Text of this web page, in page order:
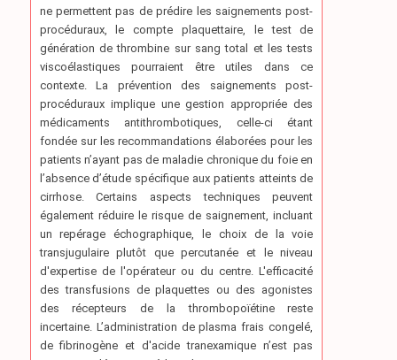
ne permettent pas de prédire les saignements post-
procéduraux, le compte plaquettaire, le test de
génération de thrombine sur sang total et les tests
viscoélastiques pourraient être utiles dans ce
contexte. La prévention des saignements post-
procéduraux implique une gestion appropriée des
médicaments antithrombotiques, celle-ci étant
fondée sur les recommandations élaborées pour les
patients n’ayant pas de maladie chronique du foie en
l’absence d’étude spécifique aux patients atteints de
cirrhose. Certains aspects techniques peuvent
également réduire le risque de saignement, incluant
un repérage échographique, le choix de la voie
transjugulaire plutôt que percutanée et le niveau
d'expertise de l'opérateur ou du centre. L'efficacité
des transfusions de plaquettes ou des agonistes
des récepteurs de la thrombopoïétine reste
incertaine. L’administration de plasma frais congelé,
de fibrinogène et d'acide tranexamique n’est pas